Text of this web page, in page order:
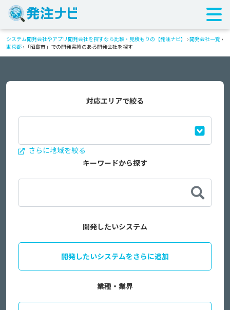
システム開発会社やアプリ開発会社を探すなら比較・見積もりの【発注ナビ】 ›開発会社一覧 ›
東京都 › 「昭島市」での開発実績のある開発会社を探す
対応エリアで絞る
さらに地域を絞る
キーワードから探す
開発したいシステム
開発したいシステムをさらに追加
業種・業界